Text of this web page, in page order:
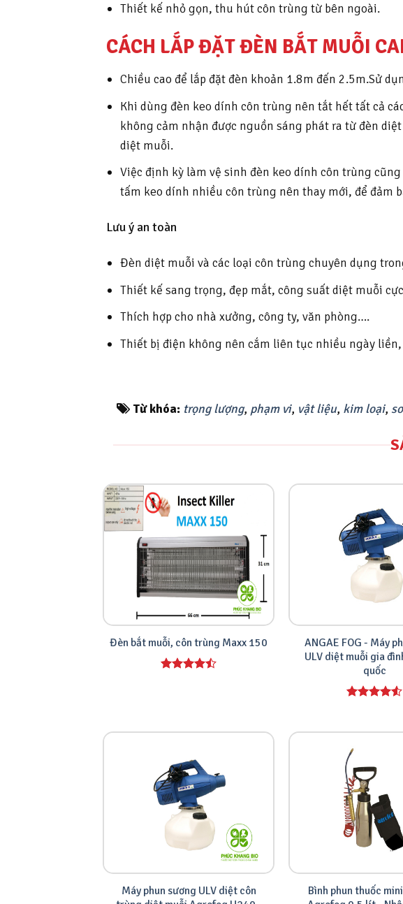
Thiết kế nhỏ gọn, thu hút côn trùng từ bên ngoài.
CÁCH LẮP ĐẶT ĐÈN BẮT MUỖI
Chiều cao để lắp đặt đèn khoản 1.8m đến 2.5m.Sử
Khi dùng đèn keo dính côn trùng nên tắt hết tất cả
không cảm nhận được nguồn sáng phát ra từ đèn
diệt muỗi.
Việc định kỳ làm vệ sinh đèn keo dính côn trùng
tấm keo dính nhiều côn trùng nên thay mới, để đảm
Lưu ý an toàn
Đèn diệt muỗi và các loại côn trùng chuyên dụng
Thiết kế sang trọng, đẹp mắt, công suất diệt muỗi
Thích hợp cho nhà xưởng, công ty, văn phòng….
Thiết bị điện không nên cắm liên tục nhiều ngày
Từ khóa: trọng lượng, phạm vi, vật liệu, kim loại,
Đèn bắt muỗi, côn trùng Maxx 150
ANGAE FOG - Máy
ULV diệt muỗi gia
quốc
5 sao
Máy phun sương ULV diệt côn
Bình phun thuốc